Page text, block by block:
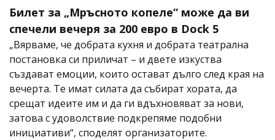
Билет за „Мръсното копеле“ може да ви
спечели вечеря за 200 евро в Dock 5
„Вярваме, че добрата кухня и добрата театрална
постановка си приличат – и двете изкуства
създават емоции, които остават дълго след края на
вечерта. Те имат силата да събират хората, да
срещат идеите им и да ги вдъхновяват за нови,
затова с удоволствие подкрепяме подобни
инициативи“, споделят организаторите.